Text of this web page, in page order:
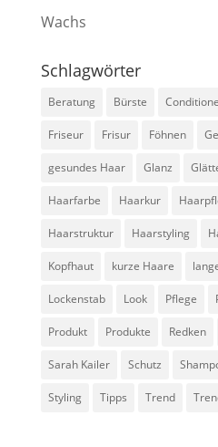
Wachs
Schlagwörter
Beratung Bürste
Friseur Frisur Föhnen
gesundes Haar Glanz
Haarfarbe Haarkur
Haarstruktur Haarstyling
Kopfhaut kurze Haare
Lockenstab Look Pflege
Produkt Produkte Redken
Sarah Kailer Schutz
Styling Tipps Trend